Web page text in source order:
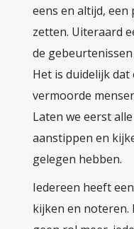
eens en altijd,
zetten. Uiteraard
de
Het is duidelijk
vermoorde
Laten we eerst
aanstippen en
gelegen hebben.
Iedereen heeft
kijken en noteren.